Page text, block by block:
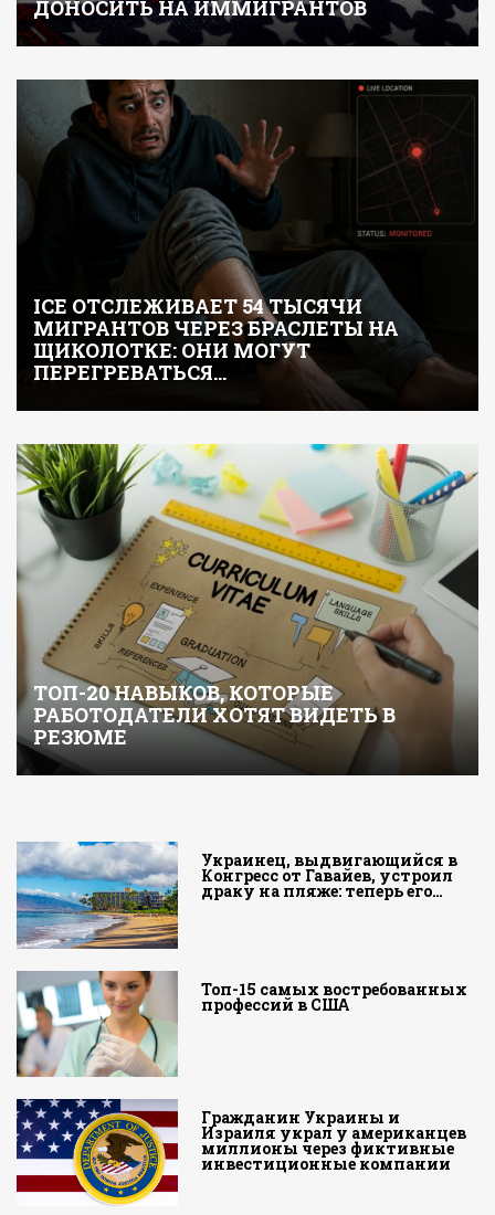
ДОНОСИТЬ НА ИММИГРАНТОВ
ICE ОТСЛЕЖИВАЕТ 54 ТЫСЯЧИ
МИГРАНТОВ ЧЕРЕЗ БРАСЛЕТЫ НА
ЩИКОЛОТКЕ: ОНИ МОГУТ
ПЕРЕГРЕВАТЬСЯ…
ТОП-20 НАВЫКОВ, КОТОРЫЕ
РАБОТОДАТЕЛИ ХОТЯТ ВИДЕТЬ В
РЕЗЮМЕ
Украинец, выдвигающийся в
Конгресс от Гавайев, устроил
драку на пляже: теперь его…
Топ-15 самых востребованных
профессий в США
Гражданин Украины и
Израиля украл у американцев
миллионы через фиктивные
инвестиционные компании